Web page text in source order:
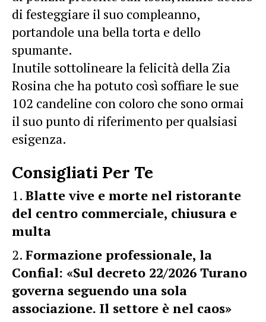
di festeggiare il suo compleanno,
portandole una bella torta e dello
spumante.
Inutile sottolineare la felicità della Zia
Rosina che ha potuto così soffiare le sue
102 candeline con coloro che sono ormai
il suo punto di riferimento per qualsiasi
esigenza.
Consigliati Per Te
Blatte vive e morte nel ristorante
del centro commerciale, chiusura e
multa
Formazione professionale, la
Confial: «Sul decreto 22/2026 Turano
governa seguendo una sola
associazione. Il settore è nel caos»